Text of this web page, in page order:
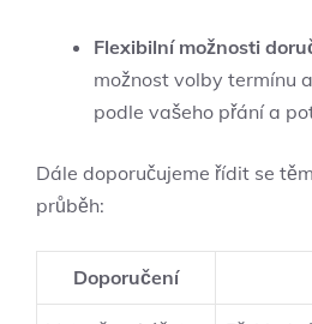
Flexibilní možnosti
možnost volby termínu
podle vašeho přání a
Dále doporučujeme řídit se
průběh:
Doporučení